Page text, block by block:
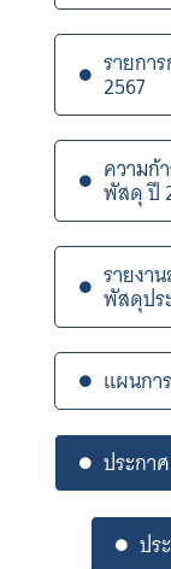
รายกา
2567
ความก้
พัสดุ ปี
รายงา
พัสดุปร
แผนกา
ประกา
ปร